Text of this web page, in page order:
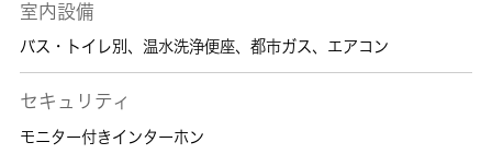
室内設備
バス・トイレ別 、 温水洗浄便座、 都市ガス、 エアコン
セキュリティ
モニター付きインターホン